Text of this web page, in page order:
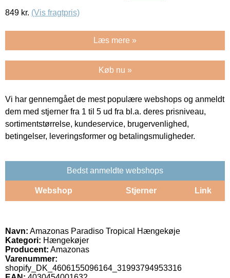
849 kr. (Vis fragtpris)
Læs mere »
Køb nu »
Vi har gennemgået de mest populære webshops og anmeldt
dem med stjerner fra 1 til 5 ud fra bl.a. deres prisniveau,
sortimentstørrelse, kundeservice, brugervenlighed,
betingelser, leveringsformer og betalingsmuligheder.
Bedst anmeldte webshops
Webshop Stjerner Link
Navn: Amazonas Paradiso Tropical Hængekøje
Kategori: Hængekøjer
Producent: Amazonas
Varenummer:
shopify_DK_4606155096164_31993794953316